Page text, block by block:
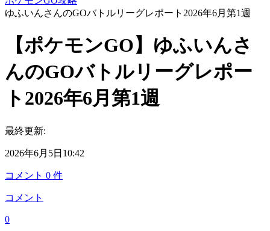
ゆふいんさんのGOバトルリーグレポート2026年6月第1週
【ポケモンGO】ゆふいんさ
んのGOバトルリーグレポー
ト2026年6月第1週
最終更新:
2026年6月5日10:42
コメント 0 件
コメント
0